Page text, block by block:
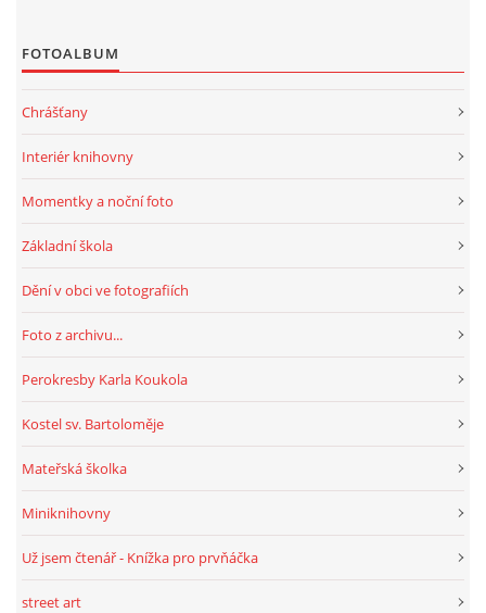
NAPSALI O NÁS....
KNIHOVNÍ ŘÁD
FOTOALBUM
Chrášťany
Interiér knihovny
Momentky a noční foto
Základní škola
Dění v obci ve fotografiích
Foto z archivu...
Perokresby Karla Koukola
Kostel sv. Bartoloměje
Mateřská školka
Miniknihovny
Už jsem čtenář - Knížka pro prvňáčka
street art